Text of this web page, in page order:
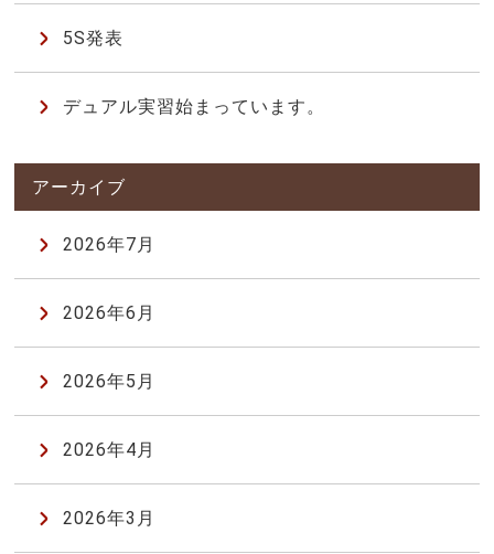
5S発表
デュアル実習始まっています。
2026年7月
2026年6月
2026年5月
2026年4月
2026年3月